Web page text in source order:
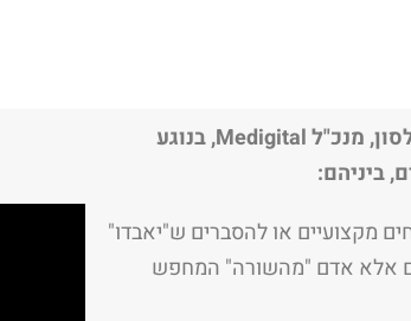
בסרטון הבא תמצאו טיפים מקצועיים של יואב מנדלסון, מנכ"ל Medigital, בנוגע
ביניהם:
מקצועיים או להסברים ש"יאבדו"
אלא אדם "מהשורה" המחפש